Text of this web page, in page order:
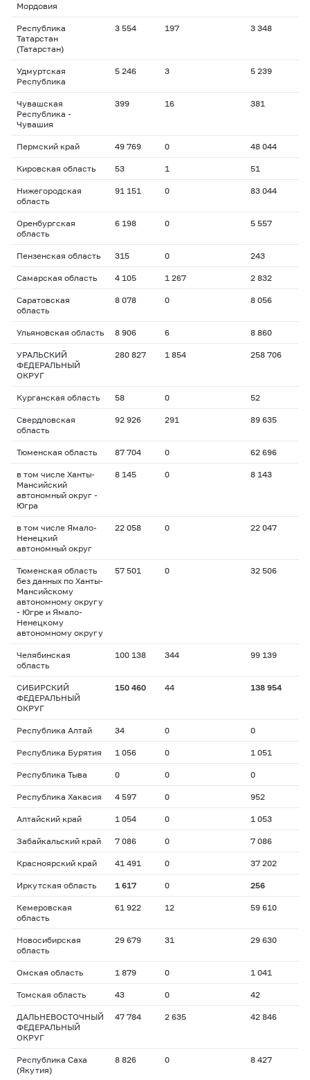
Мордовия
Республика
Татарстан
(Татарстан)
3 554 197 3 348
Удмуртская
Республика
5 246 3 5 239
Чувашская
Республика -
Чувашия
399 16 381
Пермский край 49 769 0 48 044
Кировская область 53 1 51
Нижегородская
область
91 151 0 83 044
Оренбургская
область
6 198 0 5 557
Пензенская область 315 0 243
Самарская область 4 105 1 267 2 832
Саратовская
область
8 078 0 8 056
Ульяновская область 8 906 6 8 860
УРАЛЬСКИЙ
ФЕДЕРАЛЬНЫЙ
ОКРУГ
280 827 1 854 258 706
Курганская область 58 0 52
Свердловская
область
92 926 291 89 635
Тюменская область 87 704 0 62 696
в том числе Ханты-
Мансийский
автономный округ -
Югра
8 145 0 8 143
в том числе Ямало-
Ненецкий
автономный округ
22 058 0 22 047
Тюменская область
без данных по Ханты-
Мансийскому
автономному округу
- Югре и Ямало-
Ненецкому
автономному округу
57 501 0 32 506
Челябинская
область
100 138 344 99 139
СИБИРСКИЙ
ФЕДЕРАЛЬНЫЙ
ОКРУГ
150 460 44 138 954
Республика Алтай 34 0 0
Республика Бурятия 1 056 0 1 051
Республика Тыва 0 0 0
Республика Хакасия 4 597 0 952
Алтайский край 1 054 0 1 053
Забайкальский край 7 086 0 7 086
Красноярский край 41 491 0 37 202
Иркутская область 1 617 0 256
Кемеровская
область
61 922 12 59 610
Новосибирская
область
29 679 31 29 630
Омская область 1 879 0 1 041
Томская область 43 0 42
ДАЛЬНЕВОСТОЧНЫЙ
ФЕДЕРАЛЬНЫЙ
ОКРУГ
47 784 2 635 42 846
Республика Саха
(Якутия)
8 826 0 8 427